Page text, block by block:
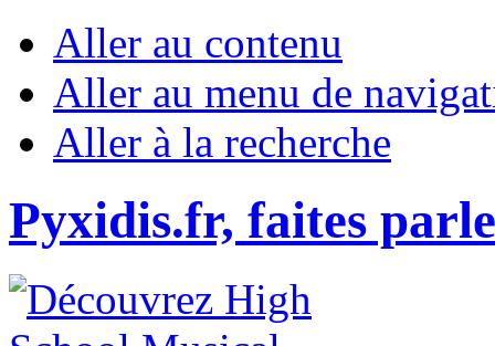
Aller au contenu
Aller au menu de
Aller à la recherche
Pyxidis.fr, faites